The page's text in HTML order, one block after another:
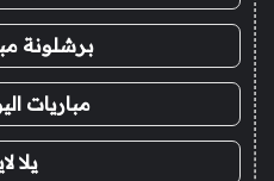
برشلونة
مباريات
يلا